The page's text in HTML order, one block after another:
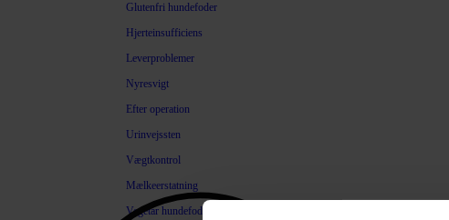
Glutenfri hundefoder
Hjerteinsufficiens
Leverproblemer
Nyresvigt
Efter operation
Urinvejssten
Vægtkontrol
Mælkeerstatning
Vegetar hundefoder